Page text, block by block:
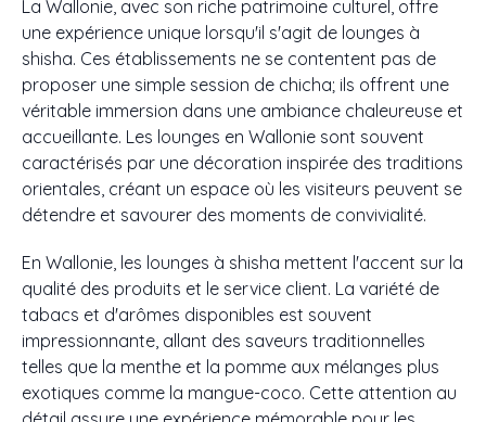
La Wallonie, avec son riche patrimoine culturel, offre
une expérience unique lorsqu'il s'agit de lounges à
shisha. Ces établissements ne se contentent pas de
proposer une simple session de chicha; ils offrent une
véritable immersion dans une ambiance chaleureuse et
accueillante. Les lounges en Wallonie sont souvent
caractérisés par une décoration inspirée des traditions
orientales, créant un espace où les visiteurs peuvent se
détendre et savourer des moments de convivialité.
En Wallonie, les lounges à shisha mettent l'accent sur la
qualité des produits et le service client. La variété de
tabacs et d'arômes disponibles est souvent
impressionnante, allant des saveurs traditionnelles
telles que la menthe et la pomme aux mélanges plus
exotiques comme la mangue-coco. Cette attention au